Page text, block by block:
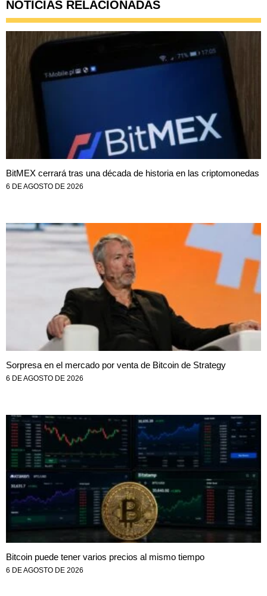
NOTICIAS RELACIONADAS
BitMEX cerrará tras una década de historia en las criptomonedas
6 DE AGOSTO DE 2026
Sorpresa en el mercado por venta de Bitcoin de Strategy
6 DE AGOSTO DE 2026
Bitcoin puede tener varios precios al mismo tiempo
6 DE AGOSTO DE 2026